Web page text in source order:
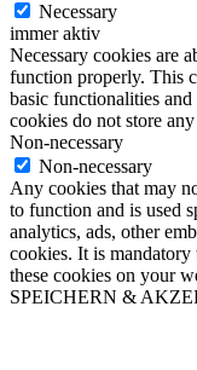
Necessary
immer aktiv
Necessary cookies are
function properly. This
basic functionalities
cookies do not store
Non-necessary
Non-necessary
Any cookies that may
to function and is used
analytics, ads, other
cookies. It is
these cookies on your
SPEICHERN &